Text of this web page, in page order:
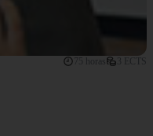
75 horas 3 ECTS